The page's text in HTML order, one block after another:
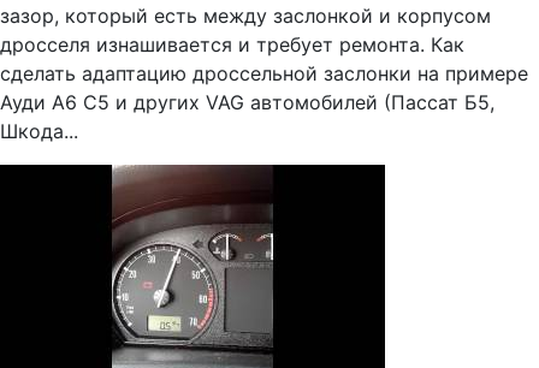
зазор, который есть между заслонкой и корпусом
дросселя изнашивается и требует ремонта. Как
сделать адаптацию дроссельной заслонки на примере
Ауди А6 С5 и других VAG автомобилей (Пассат Б5,
Шкода...